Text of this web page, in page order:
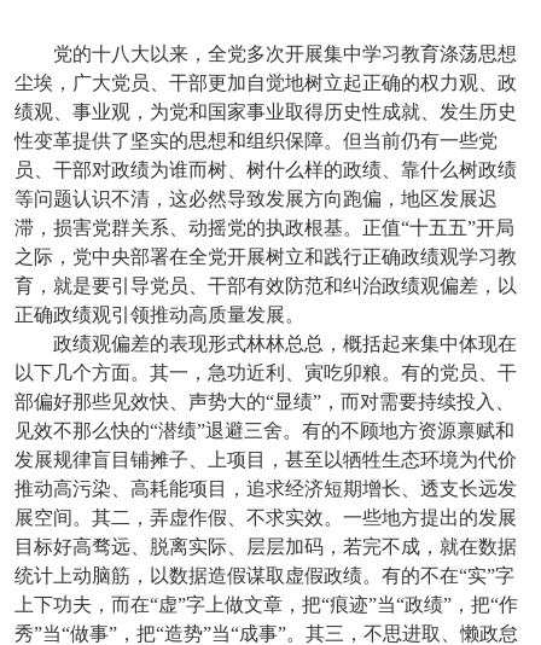
党的十八大以来，全党多次开展集中学习教育涤荡思想
尘埃，广大党员、干部更加自觉地树立起正确的权力观、政
绩观、事业观，为党和国家事业取得历史性成就、发生历史
性变革提供了坚实的思想和组织保障。但当前仍有一些党
员、干部对政绩为谁而树、树什么样的政绩、靠什么树政绩
等问题认识不清，这必然导致发展方向跑偏，地区发展迟
滞，损害党群关系、动摇党的执政根基。正值“十五五”开局
之际，党中央部署在全党开展树立和践行正确政绩观学习教
育，就是要引导党员、干部有效防范和纠治政绩观偏差，以
正确政绩观引领推动高质量发展。
政绩观偏差的表现形式林林总总，概括起来集中体现在
以下几个方面。其一，急功近利、寅吃卯粮。有的党员、干
部偏好那些见效快、声势大的“显绩”，而对需要持续投入、
见效不那么快的“潜绩”退避三舍。有的不顾地方资源禀赋和
发展规律盲目铺摊子、上项目，甚至以牺牲生态环境为代价
推动高污染、高耗能项目，追求经济短期增长、透支长远发
展空间。其二，弄虚作假、不求实效。一些地方提出的发展
目标好高骛远、脱离实际、层层加码，若完不成，就在数据
统计上动脑筋，以数据造假谋取虚假政绩。有的不在“实”字
上下功夫，而在“虚”字上做文章，把“痕迹”当“政绩”，把“作
秀”当“做事”，把“造势”当“成事”。其三，不思进取、懒政怠